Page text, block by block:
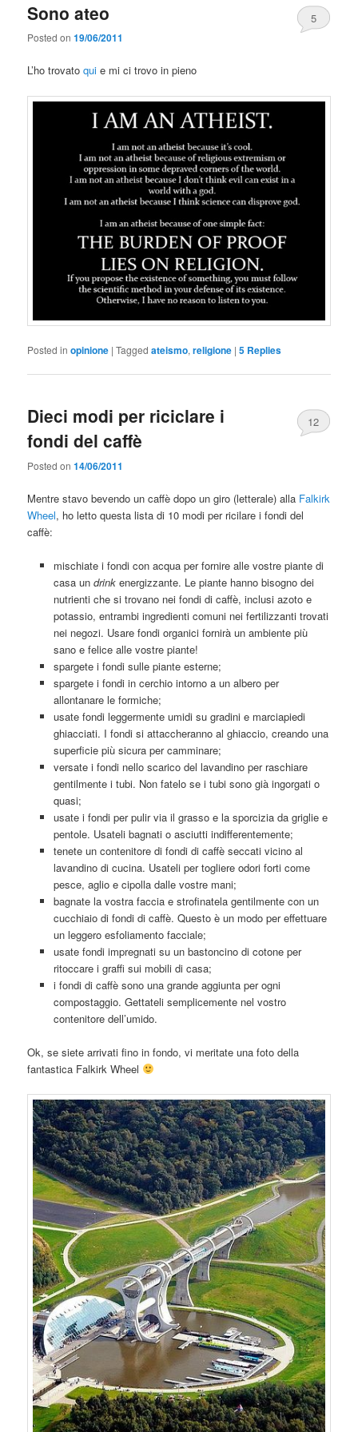
Sono ateo
Posted on19/06/2011
5
L’ho trovatoqui e mi ci trovo in pieno
Posted in opinione |Tagged ateismo,religione |5 Replies
Dieci modi per riciclare i
fondi del caffè
Posted on14/06/2011
12
Mentre stavo bevendo un caffè dopo un giro (letterale) alla Falkirk
Wheel, ho letto questa lista di 10 modi per ricilare i fondi del
caffè:
mischiate i fondi con acqua per fornire alle vostre piante di
casa un drinkenergizzante. Le piante hanno bisogno dei
nutrienti che si trovano nei fondi di caffè, inclusi azoto e
potassio, entrambi ingredienti comuni nei fertilizzanti trovati
nei negozi. Usare fondi organici fornirà un ambiente più
sano e felice alle vostre piante!
spargete i fondi sulle piante esterne;
spargete i fondi in cerchio intorno a un albero per
allontanare le formiche;
usate fondi leggermente umidi su gradini e marciapiedi
ghiacciati. I fondi si attaccheranno al ghiaccio, creando una
superficie più sicura per camminare;
versate i fondi nello scarico del lavandino per raschiare
gentilmente i tubi. Non fatelo se i tubi sono già ingorgati o
quasi;
usate i fondi per pulir via il grasso e la sporcizia da griglie e
pentole. Usateli bagnati o asciutti indifferentemente;
tenete un contenitore di fondi di caffè seccati vicino al
lavandino di cucina. Usateli per togliere odori forti come
pesce, aglio e cipolla dalle vostre mani;
bagnate la vostra faccia e strofinatela gentilmente con un
cucchiaio di fondi di caffè. Questo è un modo per effettuare
un leggero esfoliamento facciale;
usate fondi impregnati su un bastoncino di cotone per
ritoccare i graffi sui mobili di casa;
i fondi di caffè sono una grande aggiunta per ogni
compostaggio. Gettateli semplicemente nel vostro
contenitore dell’umido.
Ok, se siete arrivati fino in fondo, vi meritate una foto della
fantastica Falkirk Wheel